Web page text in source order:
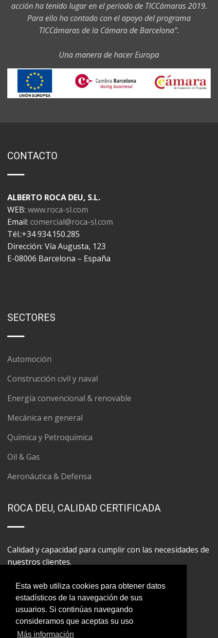
Esta web utiliza cookies para obtener datos
estadísticos de la navegación de sus
usuarios. Si continúas navegando
consideramos que aceptas su uso
Más información
acción ha tenido lugar en el periodo de TICCámaras 2019.
Para ello ha contado con el apoyo del programa
TICCámaras de la Cámara de Barcelona”.
Una manera de hacer Europa
CONTACTO
ALBERTO ROCA DEU, S.L.
WEB: www.roca-sl.com
Email: comercial@roca-sl.com
Tél.:+34 934.150.285
Dirección: Vía Augusta, 123
E-08006 Barcelona – España
SECTORES
Automoción
Construcción civil y naval
Energía convencional & renovable
Mecánica en general
Química y Petroquímica
Oil & Gas
Aeronáutica & Defensa
ROCA DEU, CALIDAD CERTIFICADA
Calidad y capacidad para cumplir con las necesidades de
nuestros clientes.